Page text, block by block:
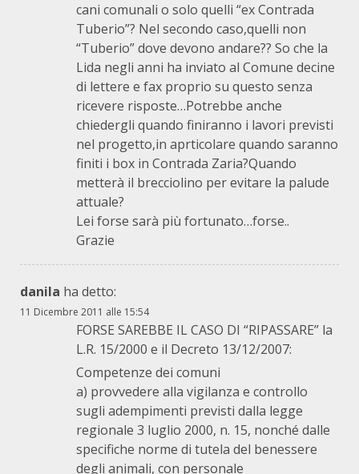
cani comunali o solo quelli “ex Contrada
Tuberio”? Nel secondo caso,quelli non
“Tuberio” dove devono andare?? So che la
Lida negli anni ha inviato al Comune decine
di lettere e fax proprio su questo senza
ricevere risposte…Potrebbe anche
chiedergli quando finiranno i lavori previsti
nel progetto,in aprticolare quando saranno
finiti i box in Contrada Zaria?Quando
metterà il brecciolino per evitare la palude
attuale?
Lei forse sarà più fortunato…forse..
Grazie
danila ha detto:
11 Dicembre 2011 alle 15:54
FORSE SAREBBE IL CASO DI “RIPASSARE” la
L.R. 15/2000 e il Decreto 13/12/2007:
Competenze dei comuni
a) provvedere alla vigilanza e controllo
sugli adempimenti previsti dalla legge
regionale 3 luglio 2000, n. 15, nonché dalle
specifiche norme di tutela del benessere
degli animali, con personale